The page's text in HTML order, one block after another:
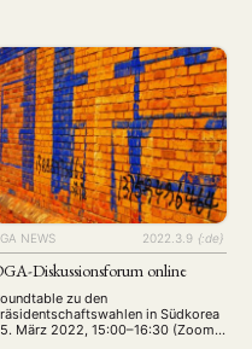
Historische Einordnung und
Implikationen in
sich multipolarisierenden Welt
April 2022, 10:00–11:30 (Zoom)
der Übernahme des Indo-
Begriffs durch die Trump-
wird die Vorstellung eines
Indischen und …
NEWS 2022.3.9 {:de}
Diskussionsforum online
zu den
in Südkorea
März 2022, 15:00–16:30 (Zoom)